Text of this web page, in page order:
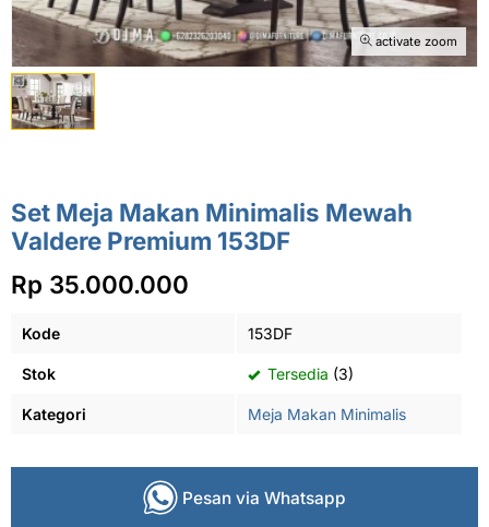
activate zoom
Set Meja Makan Minimalis Mewah
Valdere Premium 153DF
Rp 35.000.000
Kode 153DF
Stok Tersedia (3)
Kategori Meja Makan Minimalis
Pesan via Whatsapp